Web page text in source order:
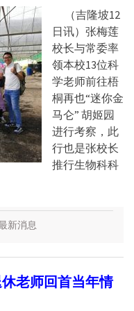
（吉隆坡12
日讯）张梅莲
校长与常委率
领本校13位科
学老师前往梧
桐再也“迷你金
马仑” 胡姬园
进行考察，此
行也是张校长
推行生物科科
新消息
休老师回首当年情